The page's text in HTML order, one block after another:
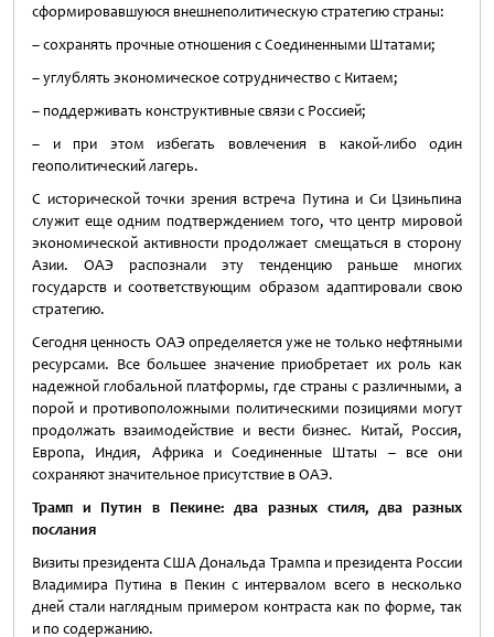
сформировавшуюся внешнеполитическую стратегию страны:
– сохранять прочные отношения с Соединенными Штатами;
– углублять экономическое сотрудничество с Китаем;
– поддерживать конструктивные связи с Россией;
– и при этом избегать вовлечения в какой-либо один
геополитический лагерь.
С исторической точки зрения встреча Путина и Си Цзиньпина
служит еще одним подтверждением того, что центр мировой
экономической активности продолжает смещаться в сторону
Азии. ОАЭ распознали эту тенденцию раньше многих
государств и соответствующим образом адаптировали свою
стратегию.
Сегодня ценность ОАЭ определяется уже не только нефтяными
ресурсами. Все большее значение приобретает их роль как
надежной глобальной платформы, где страны с различными, а
порой и противоположными политическими позициями могут
продолжать взаимодействие и вести бизнес. Китай, Россия,
Европа, Индия, Африка и Соединенные Штаты – все они
сохраняют значительное присутствие в ОАЭ.
Трамп и Путин в Пекине: два разных стиля, два разных
послания
Визиты президента США Дональда Трампа и президента России
Владимира Путина в Пекин с интервалом всего в несколько
дней стали наглядным примером контраста как по форме, так
и по содержанию.